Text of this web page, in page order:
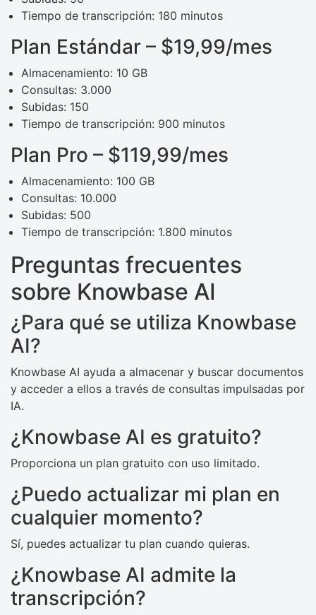
Tiempo de transcripción: 180 minutos
Plan Estándar – $19,99/mes
Almacenamiento: 10 GB
Consultas: 3.000
Subidas: 150
Tiempo de transcripción: 900 minutos
Plan Pro – $119,99/mes
Almacenamiento: 100 GB
Consultas: 10.000
Subidas: 500
Tiempo de transcripción: 1.800 minutos
Preguntas frecuentes
sobre Knowbase AI
¿Para qué se utiliza Knowbase
AI?
Knowbase AI ayuda a almacenar y buscar documentos
y acceder a ellos a través de consultas impulsadas por
IA.
¿Knowbase AI es gratuito?
Proporciona un plan gratuito con uso limitado.
¿Puedo actualizar mi plan en
cualquier momento?
Sí, puedes actualizar tu plan cuando quieras.
¿Knowbase AI admite la
transcripción?